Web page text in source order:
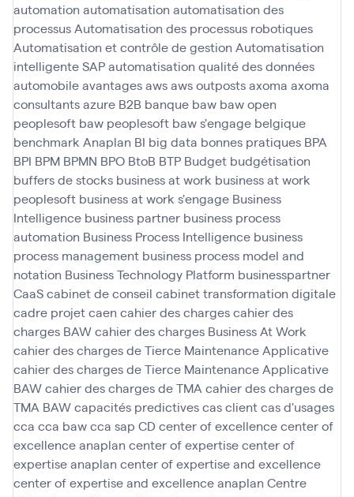
automation automatisation automatisation des
processusAutomatisation des processus robotiques
Automatisation et contrôle de gestion Automatisation
intelligente SAPautomatisation qualité des données
automobileavantagesawsaws outpostsaxoma axoma
consultantsazure B2B banque baw baw open
peoplesoft baw peoplesoft baw s'engage belgique
benchmark Anaplan BI big data bonnes pratiques BPA
BPI BPM BPMN BPO BtoB BTP Budget budgétisation
buffers de stocks business at work business at work
peoplesoft business at work s'engage Business
Intelligence business partner business process
automation Business Process Intelligence business
process management business process model and
notation Business Technology Platform businesspartner
CaaScabinet de conseil cabinet transformation digitale
cadre projetcaen cahier des chargescahier des
charges BAWcahier des charges Business At Work
cahier des charges de Tierce Maintenance Applicative
cahier des charges de Tierce Maintenance Applicative
BAWcahier des charges de TMA cahier des charges de
TMA BAWcapacités predictivescas clientcas d'usages
cca cca bawcca sap CD center of excellencecenter of
excellence anaplan center of expertisecenter of
expertise anaplan center of expertise and excellence
center of expertise and excellence anaplan Centre